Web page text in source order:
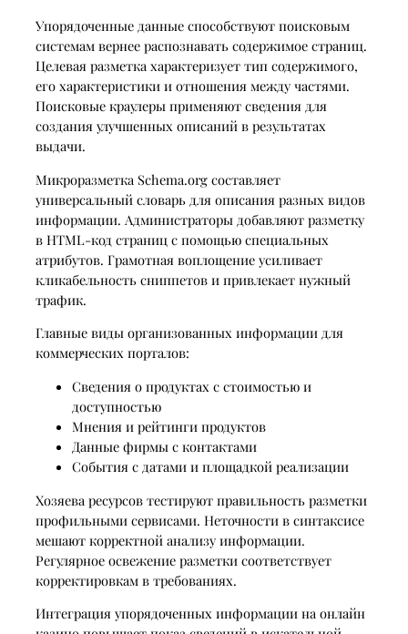
Упорядоченные данные способствуют поисковым
системам вернее распознавать содержимое страниц.
Целевая разметка характеризует тип содержимого,
его характеристики и отношения между частями.
Поисковые краулеры применяют сведения для
создания улучшенных описаний в результатах
выдачи.
Микроразметка Schema.org составляет
универсальный словарь для описания разных видов
информации. Администраторы добавляют разметку
в HTML-код страниц с помощью специальных
атрибутов. Грамотная воплощение усиливает
кликабельность сниппетов и привлекает нужный
трафик.
Главные виды организованных информации для
коммерческих порталов:
Сведения о продуктах с стоимостью и
доступностью
Мнения и рейтинги продуктов
Данные фирмы с контактами
События с датами и площадкой реализации
Хозяева ресурсов тестируют правильность разметки
профильными сервисами. Неточности в синтаксисе
мешают корректной анализу информации.
Регулярное освежение разметки соответствует
корректировкам в требованиях.
Интеграция упорядоченных информации на онлайн